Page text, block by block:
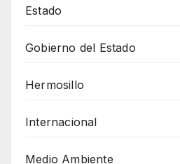
Estado
Gobierno del Estado
Hermosillo
Internacional
Medio Ambiente